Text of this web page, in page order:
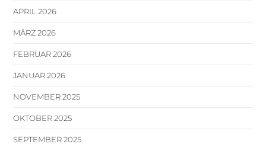
APRIL 2026
MÄRZ 2026
FEBRUAR 2026
JANUAR 2026
NOVEMBER 2025
OKTOBER 2025
SEPTEMBER 2025